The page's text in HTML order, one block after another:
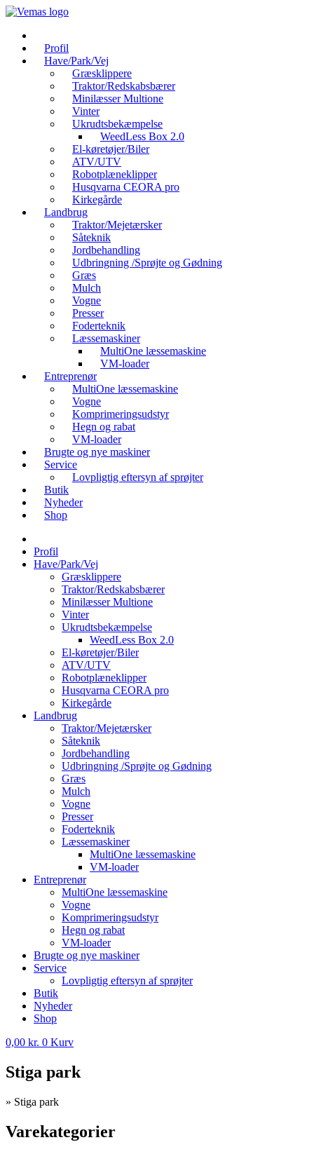
Videre
indhold
Profil
Have/Park/Vej
Græsklippere
Traktor/Redskabsbærer
Minilæsser Multione
Vinter
Ukrudtsbekæmpelse
WeedLess Box 2.0
El-køretøjer/Biler
ATV/UTV
Robotplæneklipper
Husqvarna CEORA pro
Kirkegårde
Landbrug
Traktor/Mejetærsker
Såteknik
Jordbehandling
Udbringning /Sprøjte og Gødning
Græs
Mulch
Vogne
Presser
Foderteknik
Læssemaskiner
MultiOne læssemaskine
VM-loader
Entreprenør
MultiOne læssemaskine
Vogne
Komprimeringsudstyr
Hegn og rabat
VM-loader
Brugte og nye maskiner
Service
Lovpligtig eftersyn af sprøjter
Butik
Nyheder
Shop
Profil
Have/Park/Vej
Græsklippere
Traktor/Redskabsbærer
Minilæsser Multione
Vinter
Ukrudtsbekæmpelse
WeedLess Box 2.0
El-køretøjer/Biler
ATV/UTV
Robotplæneklipper
Husqvarna CEORA pro
Kirkegårde
Landbrug
Traktor/Mejetærsker
Såteknik
Jordbehandling
Udbringning /Sprøjte og Gødning
Græs
Mulch
Vogne
Presser
Foderteknik
Læssemaskiner
MultiOne læssemaskine
VM-loader
Entreprenør
MultiOne læssemaskine
Vogne
Komprimeringsudstyr
Hegn og rabat
VM-loader
Brugte og nye maskiner
Service
Lovpligtig eftersyn af sprøjter
Butik
Nyheder
Shop
0,00 kr. 0 Kurv
Stiga park
» Stiga park
Varekategorier